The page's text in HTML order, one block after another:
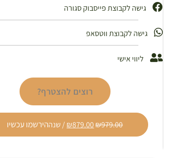
גישה לקבוצת פייסבוק סגורה
גישה לקבוצת ווטסאפ
ליווי אישי
רוצים להצטרף?
₪979.00
₪879.00 / שנההירשמו עכשיו